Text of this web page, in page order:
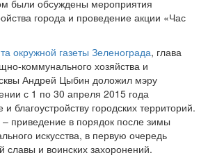
были обсуждены мероприятия
города и проведение акции «Час
окружной газеты Зеленограда, глава
коммунального хозяйства и
Андрей Цыбин доложил мэру
с 1 по 30 апреля 2015 года
благоустройству городских территорий.
приведение в порядок после зимы
искусства, в первую очередь
славы и воинских захоронений.